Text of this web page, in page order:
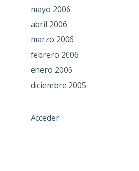
mayo 2006
abril 2006
marzo 2006
febrero 2006
enero 2006
diciembre 2005
Acceder